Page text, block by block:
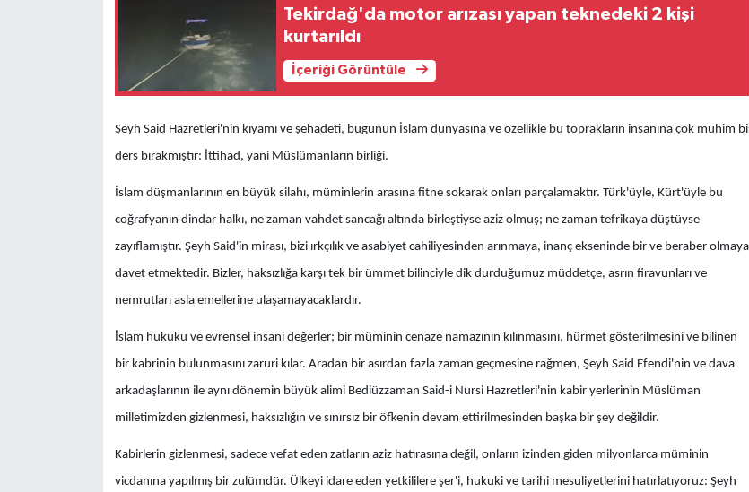
Tekirdağ'da motor arızası yapan teknedeki 2 kişi
kurtarıldı
İçeriği Görüntüle
​Şeyh Said Hazretleri'nin kıyamı ve şehadeti, bugünün İslam dünyasına ve özellikle bu toprakların insanına çok mühim
ders bırakmıştır: İttihad, yani Müslümanların birliği.
​İslam düşmanlarının en büyük silahı, müminlerin arasına fitne sokarak onları parçalamaktır. Türk'üyle, Kürt'üyle bu
coğrafyanın dindar halkı, ne zaman vahdet sancağı altında birleştiyse aziz olmuş; ne zaman tefrikaya düştüyse
zayıflamıştır. Şeyh Said'in mirası, bizi ırkçılık ve asabiyet cahiliyesinden arınmaya, inanç ekseninde bir ve beraber olmaya
davet etmektedir. Bizler, haksızlığa karşı tek bir ümmet bilinciyle dik durduğumuz müddetçe, asrın firavunları ve
nemrutları asla emellerine ulaşamayacaklardır.
​İslam hukuku ve evrensel insani değerler; bir müminin cenaze namazının kılınmasını, hürmet gösterilmesini ve bilinen
bir kabrinin bulunmasını zaruri kılar. Aradan bir asırdan fazla zaman geçmesine rağmen, Şeyh Said Efendi'nin ve dava
arkadaşlarının ile aynı dönemin büyük alimi Bediüzzaman Said-i Nursi Hazretleri'nin kabir yerlerinin Müslüman
milletimizden gizlenmesi, haksızlığın ve sınırsız bir öfkenin devam ettirilmesinden başka bir şey değildir.
Kabirlerin gizlenmesi, sadece vefat eden zatların aziz hatırasına değil, onların izinden giden milyonlarca müminin
vicdanına yapılmış bir zulümdür. Ülkeyi idare eden yetkililere şer'i, hukuki ve tarihi mesuliyetlerini hatırlatıyoruz: Şeyh